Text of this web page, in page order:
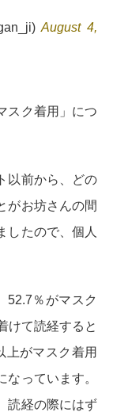
August 4,
スク着用」につ
以前から、どの
がお坊さんの間
したので、個人
52.7％がマスク
けて読経すると
上がマスク着用
なっています。
読経の際にはず